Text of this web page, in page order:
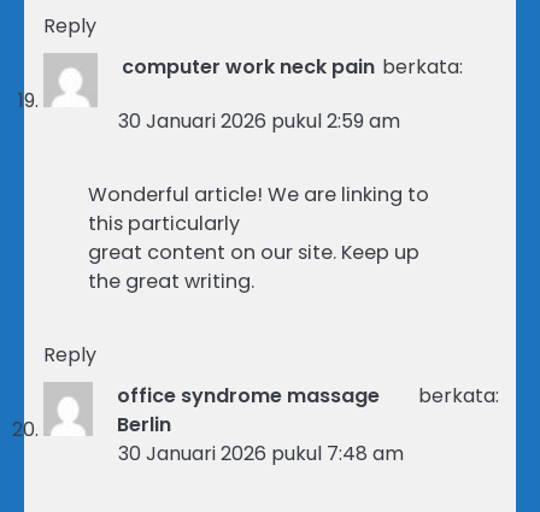
Reply
computer work neck pain berkata:
30 Januari 2026 pukul 2:59 am
Wonderful article! We are linking to
this particularly
great content on our site. Keep up
the great writing.
Reply
office syndrome massage
Berlin
berkata:
30 Januari 2026 pukul 7:48 am